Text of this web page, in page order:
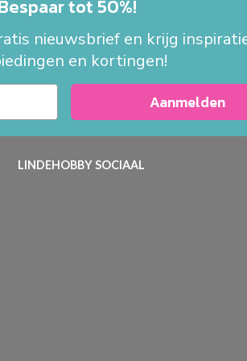
tot 50%!
nieuwsbrief en krijg
en kortingen!
Aanmelden
LINDEHOBBY SOCIAAL